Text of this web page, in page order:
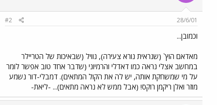
28/6/01
#2
וכמובן...
מאדאם הוץ` (שנראית נורא צעירה), נוויל (שבאיכות של הטריילר
במחשב אצלי נראה כמו דאדלי והרמיוני (שדבר אחד טוב אפשר לומר
על מי שמשחקת אותה, יש לה את הקול המתאים). דמבלי-דור נשמע
מוזר ואלן ריקמן רוקס! (אבל ממש לא נראה מתאים)... -ליאת-